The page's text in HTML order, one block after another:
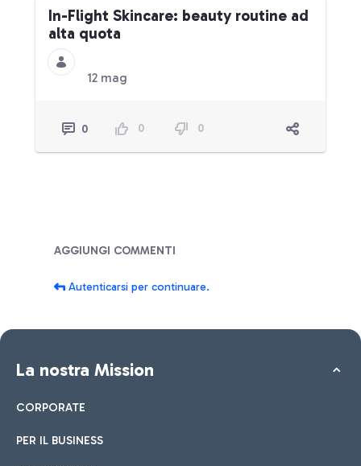
In-Flight Skincare: beauty routine ad
alta quota
12 mag
0 0 0
Blog
AGGIUNGI COMMENTI
Autenticarsi per continuare.
La nostra Mission
CORPORATE
PER IL BUSINESS